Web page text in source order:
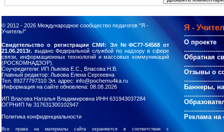
© 2012 - 2026 Международное сообщество педагогов "Я -
Учитель!"
Я -
О проекте
Обратная
Отзывы о
Баннеры,
Реклама на
Свидетельство о регистрации СМИ: Эл №ФС77-54568 от
21.06.2013г. выдано Федеральной службой по надзору в сфере
связи, информационных технологий и массовых коммуникаций
(РОСКОМНАДЗОР).
Соучредители: ИП Львова Е.С., Власова Н.В.
Главный редактор: Львова Елена Сергеевна
Тел. 89277797310 Эл. адрес: info@pochemu4ka.ru
Информация на сайте обновлена: 08.08.2026
ИП Власова Наталья Владимировна ИНН 631943037284
ОГРНИП № 317631300102947
Политика конфиденциальности
Все права на материалы сайта охраняются в соответствии с